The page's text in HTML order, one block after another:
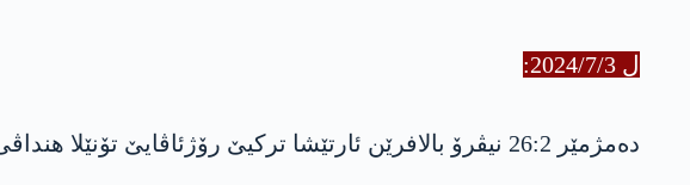
ل ‎:2024/7/3‏
دەمژمێر 26:2‏ نیڤرۆ بالافرێن ئارتێشا تركیێ رۆژئاڤایێ تۆنێلا هنداڤی گوندێ گوهەرز ل ناحیا دێره‌لۆك یا دەڤەرا نهێلێ بۆردۆمانکریە و یه‌ك مووشەک لێدایە.